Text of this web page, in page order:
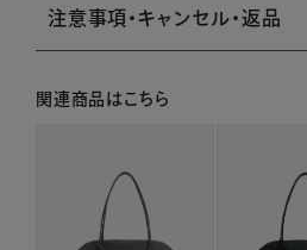
注意事項・キャンセル・返品
関連商品はこちら